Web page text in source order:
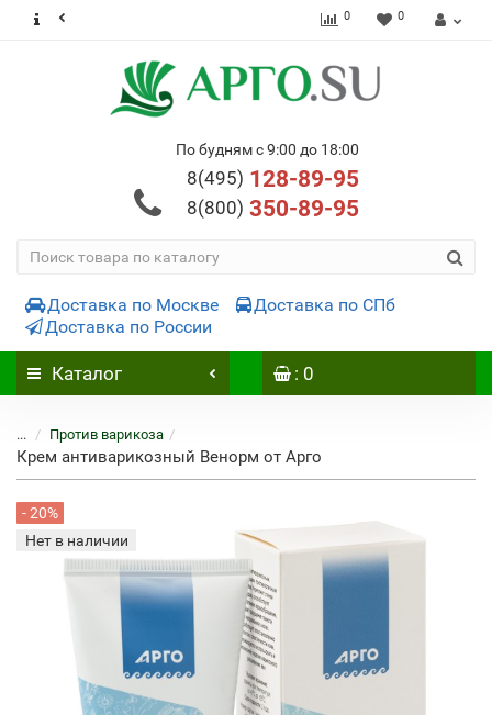
0 0
По будням с 9:00 до 18:00
8(495) 128-89-95
8(800) 350-89-95
Доставка по Москве
Доставка по СПб
Доставка по России
Каталог : 0
... Против варикоза
Крем антиварикозный Венорм от Арго
- 20%
Нет в наличии